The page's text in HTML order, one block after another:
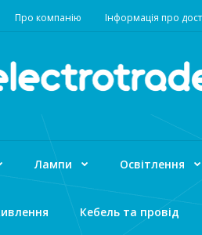
Про компанію Інформація про
Лампи Освітлення
Кебель та провід